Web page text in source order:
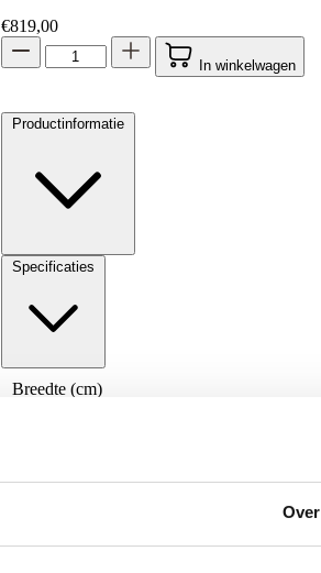
Over
€819,00
In winkelwagen
Productinformatie
Specificaties
Breedte (cm)
Kleur